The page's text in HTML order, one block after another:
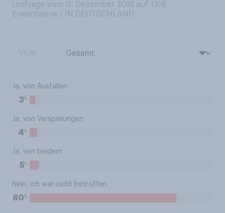
Umfrage vom 11. Dezember 2018 auf 1316
Erwachsene / IN DEUTSCHLAND
Ja, von Ausfällen
3%
Ja, von Verspätungen
4%
Ja, von beidem
5%
Nein, ich war nicht betroffen
80%